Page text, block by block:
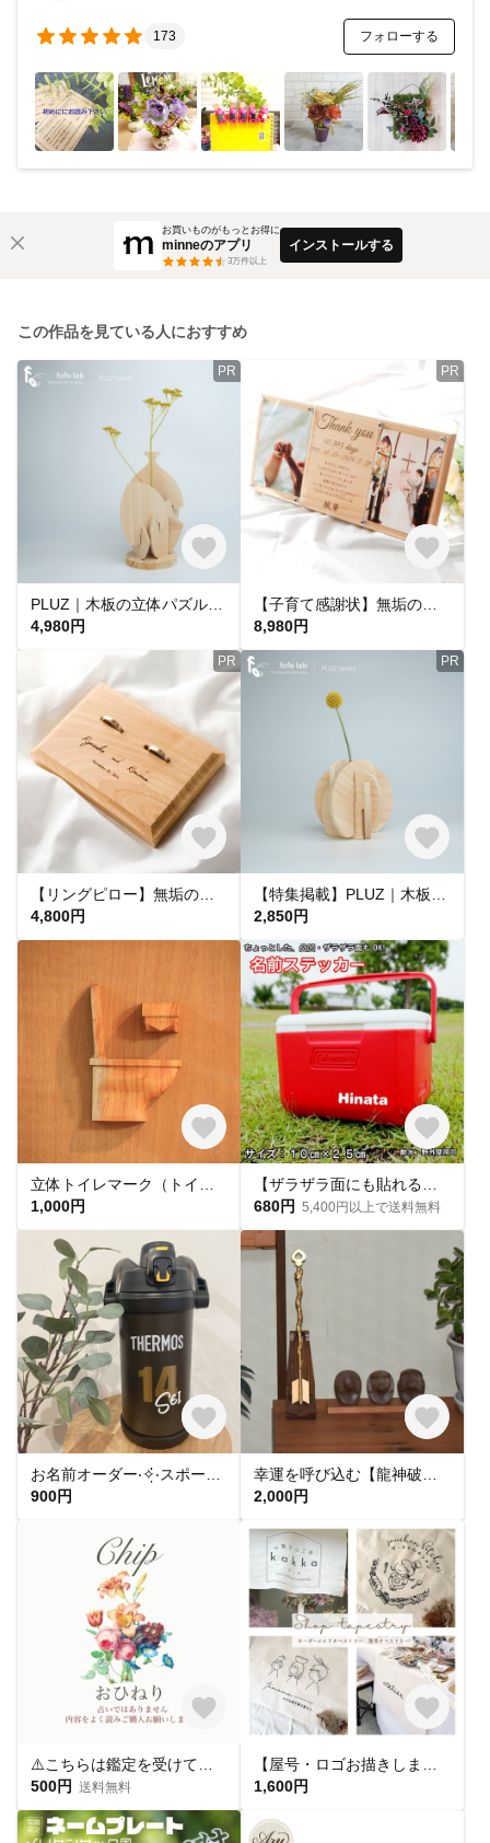
173 フォローする
お買いものがもっとお得に
minneのアプリ
3万件以上
インストールする
この作品を見ている人におすすめ
PR
4,980円
PR
8,980円
PR
4,800円
PR
2,850円
1,000円
680円 5,400円以上で送料無料
900円
2,000円
500円 送料無料
1,600円